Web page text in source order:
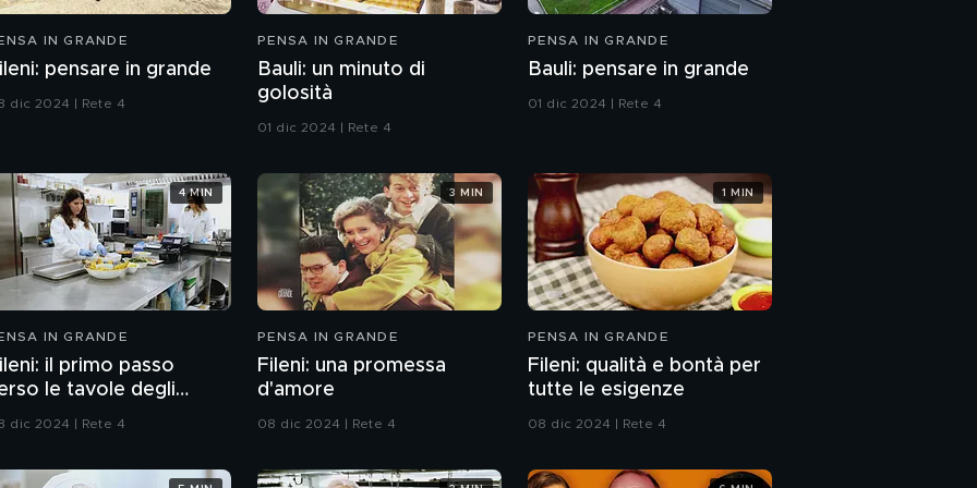
IN GRANDE
pensare in grande
dic 2024 | Rete 4
PENSA IN GRANDE
Bauli: un minuto di
golosità
01 dic 2024 | Rete 4
PENSA IN GRANDE
Bauli: pensare in grande
01 dic 2024 | Rete 4
IN GRANDE
il primo passo
le tavole degli
dic 2024 | Rete 4
4 MIN
PENSA IN GRANDE
Fileni: una promessa
d'amore
08 dic 2024 | Rete 4
3 MIN
PENSA IN GRANDE
Fileni: qualità e bontà per
tutte le esigenze
08 dic 2024 | Rete 4
1 MIN